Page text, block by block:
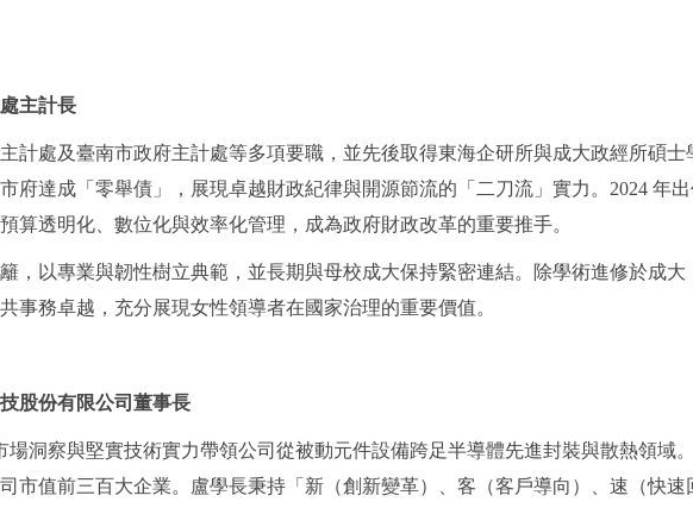
主計長
計處及臺南市政府主計處等多項要職，並先後取得東海企研所與成大政經所碩
府達成「零舉債」，展現卓越財政紀律與開源節流的「二刀流」實力。2024 年
算透明化、數位化與效率化管理，成為政府財政改革的重要推手。
，以專業與韌性樹立典範，並長期與母校成大保持緊密連結。除學術進修於成
事務卓越，充分展現女性領導者在國家治理的重要價值。
股份有限公司董事長
洞察與堅實技術實力帶領公司從被動元件設備跨足半導體先進封裝與散熱領域
市值前三百大企業。盧學長秉持「新（創新變革）、客（客戶導向）、速（快速